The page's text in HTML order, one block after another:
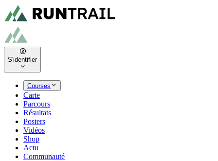
S'identifier
Courses
Carte
Parcours
Résultats
Posters
Vidéos
Shop
Actu
Communauté